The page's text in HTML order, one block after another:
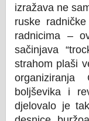
izražava ne
ruske
radnicima –
sačinjava
strahom plaši
organiziranja
boljševika i
djelovalo je